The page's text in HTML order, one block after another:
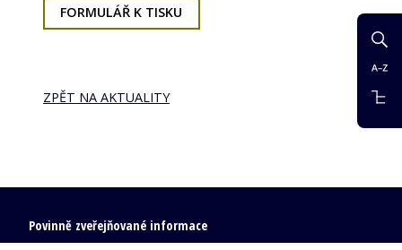
FORMULÁŘ K TISKU
ZPĚT NA AKTUALITY
Povinně zveřejňované informace